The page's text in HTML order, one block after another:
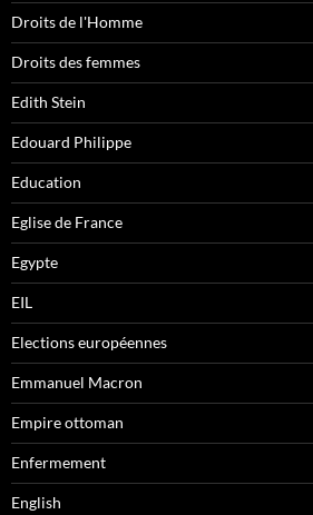
Droits de l'Homme
Droits des femmes
Edith Stein
Edouard Philippe
Education
Eglise de France
Egypte
EIL
Elections européennes
Emmanuel Macron
Empire ottoman
Enfermement
English